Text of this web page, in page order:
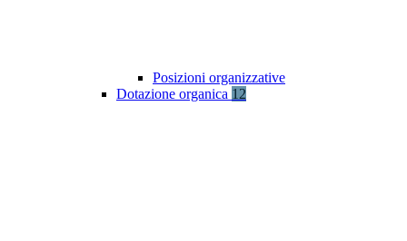
Posizioni organizzative
Dotazione organica 12